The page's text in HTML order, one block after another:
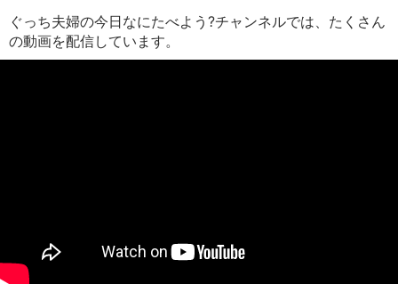
ぐっち夫婦の今日なにたべよう?チャンネルでは、たくさん
の動画を配信しています。